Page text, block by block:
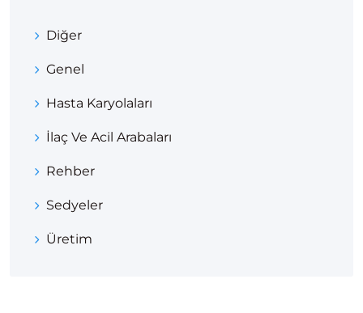
Diğer
Genel
Hasta Karyolaları
İlaç Ve Acil Arabaları
Rehber
Sedyeler
Üretim